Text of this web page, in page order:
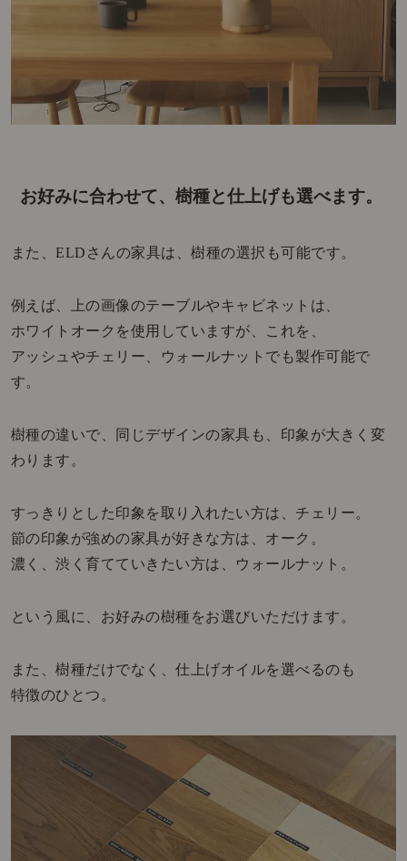
お好みに合わせて、樹種と仕上げも選べます。
また、ELDさんの家具は、樹種の選択も可能です。
例えば、上の画像のテーブルやキャビネットは、
ホワイトオークを使用していますが、これを、
アッシュやチェリー、ウォールナットでも製作可能で
す。
樹種の違いで、同じデザインの家具も、印象が大きく変
わります。
すっきりとした印象を取り入れたい方は、チェリー。
節の印象が強めの家具が好きな方は、オーク。
濃く、渋く育てていきたい方は、ウォールナット。
という風に、お好みの樹種をお選びいただけます。
また、樹種だけでなく、仕上げオイルを選べるのも
特徴のひとつ。